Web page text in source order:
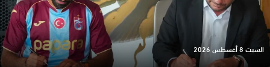
السبت 8 أغسطس 2026